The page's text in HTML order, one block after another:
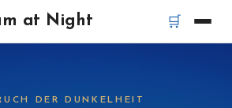
at Night 🛒
DER DUNKELHEIT